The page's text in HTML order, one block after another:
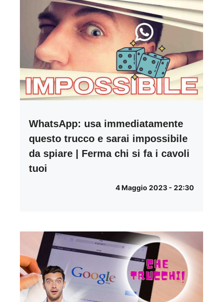
WhatsApp: usa immediatamente
questo trucco e sarai impossibile
da spiare | Ferma chi si fa i cavoli
tuoi
4 Maggio 2023 - 22:30